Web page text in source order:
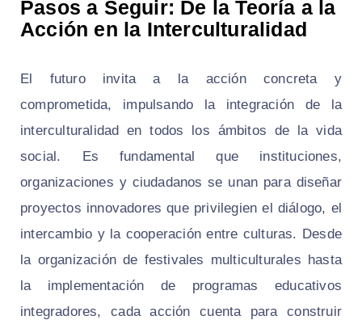
Pasos a Seguir: De la Teoría a la
Acción en la Interculturalidad
El futuro invita a la acción concreta y
comprometida, impulsando la integración de la
interculturalidad en todos los ámbitos de la vida
social. Es fundamental que instituciones,
organizaciones y ciudadanos se unan para diseñar
proyectos innovadores que privilegien el diálogo, el
intercambio y la cooperación entre culturas. Desde
la organización de festivales multiculturales hasta
la implementación de programas educativos
integradores, cada acción cuenta para construir